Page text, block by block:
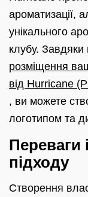
ароматизації,
унікального
клубу. Завдяки
розміщення
від Hurricane
, ви можете
логотипом та
Переваги
підходу
Створення